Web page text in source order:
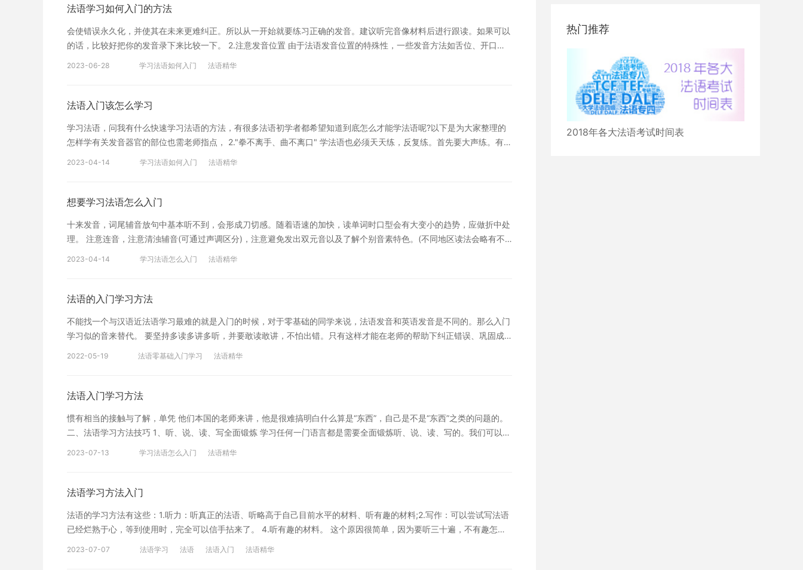
去式。所以学习动词变位时，可以先优先熟练掌握这部分内容。 而像虚拟式啥的，其实是可以等等的。 持续规律的小段
的规则告诉我们，大脑需要不断新的刺激才能保持兴奋状态。所以就算你是法语专业的学生，也要不断变化些学习的主题
和方式。 而对于一般非法语专业的人来说，每天15分钟百分百投入注意力的学习，远比花掉一个周末大半天的时间却精
神涣散的学习效果好得多。 重复是王道 我们最常犯的错误，就是总急着去看新东西，而忘了复习旧的。 然而记忆的规则
学习任何一门语言，方法都是十分重要的，掌握了方法，再加上努力坚持的学习，相信都是可以学好法语的。
法语学习如何入门的方法
会使错误永久化，并使其在未来更难纠正。所以从一开始就要练习正确的发音。建议听完音像材料后进行跟读。如果可以
的话，比较好把你的发音录下来比较一下。 2.注意发音位置 由于法语发音位置的特殊性，一些发音方法如舌位、开口程
法语歌曲，多看法语学来评价。一些细微的发音差异或不符合汉语发音习惯的音节可能出现错误，自己听不清，所以需要
重音、发音和语调，所以要花很长时间才能表达这种感觉。建议多听法语歌曲，多看法语原版电影，培养自己的语感，熟
悉法语的节奏和重音。 特别提醒：如果您对法语语言学习感兴趣，想要深入学习，可以了解沪江网校精品课程，量身定
制高效实用的个性化学习方案，专属督导全程伴学。扫一扫定制专属课程 以上就是为大家介绍的法语学习如何入门，希
2023-06-28 学习法语如何入门 法语精华
法语入门该怎么学习
学习法语，问我有什么快速学习法语的方法，有很多法语初学者都希望知道到底怎么才能学法语呢?以下是为大家整理的
怎样学有关发音器官的部位也需老师指点， 2."拳不离手、曲不离口" 学法语也必须天天练，反复练。首先要大声练。有的
该在每教新课时，要与已教的语言素材相结合。学生在学习时要有意识的把已学的东西与新学的东西有机结合。换言之，
习感兴趣，想要深入学习，可以了解沪江网校精品课程，量身定制高效实用的个性化学习方案，专属督导全程伴学。扫一
扫定制专属课程 上述是为大家介绍的怎样学入门法语的技巧，希望可以切实帮助到大家。更多法语学习相关信息，可以
关注沪江网查询。
2023-04-14 学习法语如何入门 法语精华
想要学习法语怎么入门
十来发音，词尾辅音放句中基本听不到，会形成刀切感。随着语速的加快，读单词时口型会有大变小的趋势，应做折中处
理。 注意连音，注意清浊辅音(可通过声调区分)，注意避免发出双元音以及了解个别音素特色。(不同地区读法会略有不
冠词来背。(顺便记住阴阳性) 4. 形容词 注意形容词有的修饰人，有的修饰物，有的两者均可修饰。 5. 背单词 用英语辅
握好的学习方法。下文中为大家介绍法语
2023-04-14 学习法语怎么入门 法语精华
法语的入门学习方法
不能找一个与汉语近法语学习最难的就是入门的时候，对于零基础的同学来说，法语发音和英语发音是不同的。那么入门
学习似的音来替代。 要坚持多读多讲多听，并要敢读敢讲，不怕出错。只有这样才能在老师的帮助下纠正错误、巩固成
2022-05-19 法语零基础入门学习 法语精华
法语入门学习方法
惯有相当的接触与了解，单凭 他们本国的老师来讲，他是很难搞明白什么算是“东西”，自己是不是“东西”之类的问题的。
二、法语学习方法技巧 1、听、说、读、写全面锻炼 学习任何一门语言都是需要全面锻炼听、说、读、写的。我们可以通
音。精细的音调和吐字是学习法语中法语作为一门国际通用语言，备受人们的热捧。学习法语极其重要的环节。在模仿的
一种基本方法，能够在阅读书籍和写作练习中快速提高自己的法语语言水平。同时，在阅读时可以学习到很多表达方法和
语言特点，在写作时可以运用所学到的知识和技巧。 特别提醒：如果您对法语语言学习感兴趣，想要深入学习，可以了
解沪江网校精品课程，量身定制高效实用的个性化学习方案，专属督导全程伴学。扫一扫定制专属课程 以上就是为大家
2023-07-13 学习法语怎么入门 法语精华
法语学习方法入门
法语的学习方法有这些：1.听力：听真正的法语、听略高于自己目前水平的材料、听有趣的材料;2.写作：可以尝试写法语
已经烂熟于心，等到使用时，完全可以信手拈来了。 4.听有趣的材料。 这个原因很简单，因为要听三十遍，不有趣怎么
2023-07-07 法语学习 法语 法语入门 法语精华
热门推荐
2018年各大法语考试时间表